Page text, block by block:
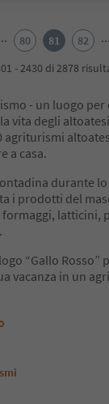
80 81 82 ...
- 2430 di 2878
- un luogo per
vita degli
agriturismi
a casa.
durante
i prodotti del
latticini,
“Gallo Rosso”
vacanza in un